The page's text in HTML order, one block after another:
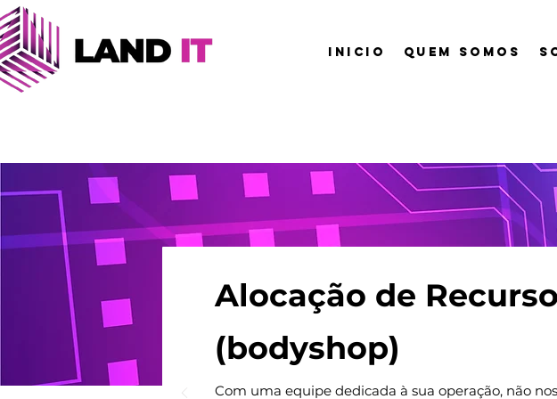
INICIO QUEM SOMOS
Alocação de
(bodyshop)
Com uma equipe dedicada à sua operação, não